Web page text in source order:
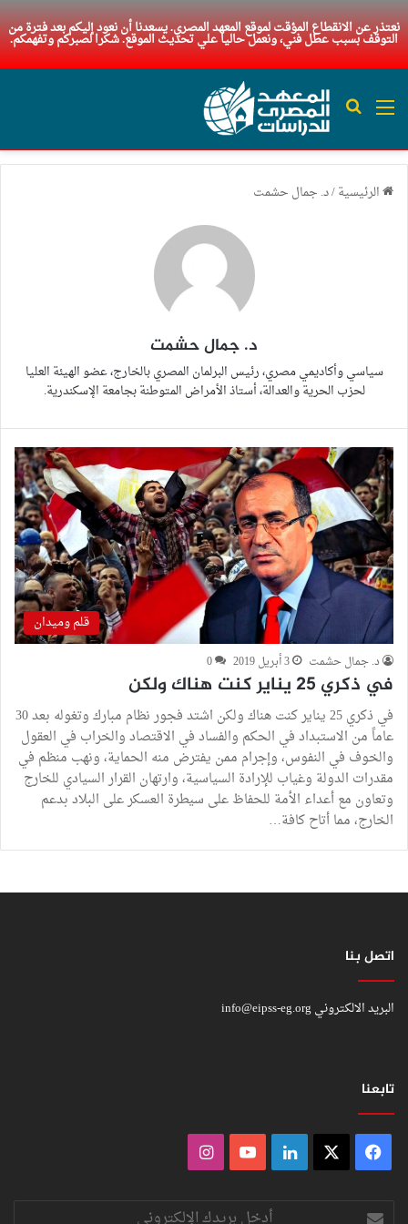
نعتذر عن الانقطاع المؤقت لموقع المعهد المصري. يسعدنا أن نعود إليكم بعد فترة من
التوقف بسبب عطل فني، ونعمل حاليا علي تحديث الموقع. شكرا لصبركم وتفهمكم.
القائمة بحث عن
الرئيسية/د. جمال حشمت
د. جمال حشمت
سياسي وأكاديمي مصري، رئيس البرلمان المصري بالخارج، عضو الهيئة العليا
لحزب الحرية والعدالة، أستاذ الأمراض المتوطنة بجامعة الإسكندرية.
قلم وميدان
د. جمال حشمت 3 أبريل 2019 0
في ذكري 25 يناير كنت هناك ولكن
في ذكري 25 يناير كنت هناك ولكن اشتد فجور نظام مبارك وتغوله بعد 30
عاماً من الاستبداد في الحكم والفساد في الاقتصاد والخراب في العقول
والخوف في النفوس، وإجرام ممن يفترض منه الحماية، ونهب منظم في
مقدرات الدولة وغياب للإرادة السياسية، وارتهان القرار السيادي للخارج
وتعاون مع أعداء الأمة للحفاظ على سيطرة العسكر على البلاد بدعم
الخارج، مما أتاح كافة…
اتصل بنا
البريد الالكترونيinfo@eipss-eg.org
تابعنا
فيسبوك لينكدإن ‫YouTube
أدخل